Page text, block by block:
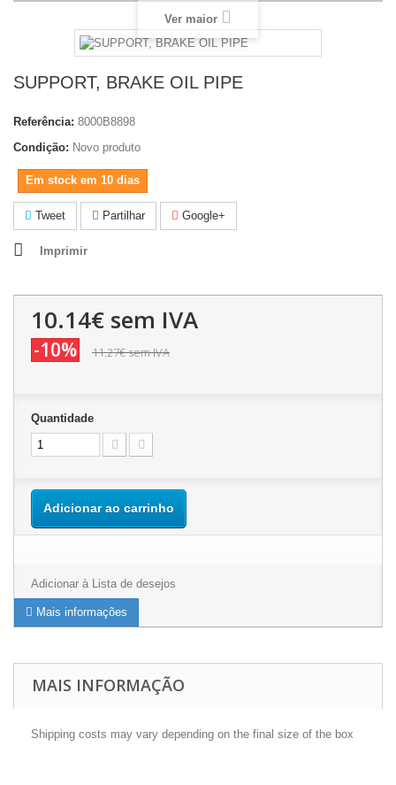
Ver maior
SUPPORT, BRAKE OIL PIPE
Referência: 8000B8898
Condição: Novo produto
Em stock em 10 dias
Tweet Partilhar Google+
Imprimir
10.14€ sem IVA
-10% 11.27€sem IVA
Quantidade
Adicionar ao carrinho
Adicionar à Lista de desejos
Mais informações
MAIS INFORMAÇÃO
Shipping costs may vary depending on the final size of the box